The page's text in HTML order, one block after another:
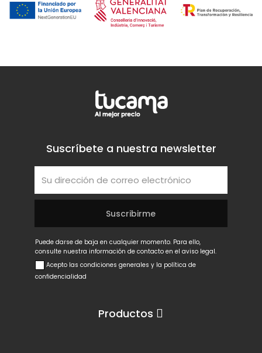
Productos
Suscríbete a nuestra newsletter
Puede darse de baja en cualquier momento. Para ello,
consulte nuestra información de contacto en el aviso legal.
Acepto las condiciones generales y la política de
confidencialidad